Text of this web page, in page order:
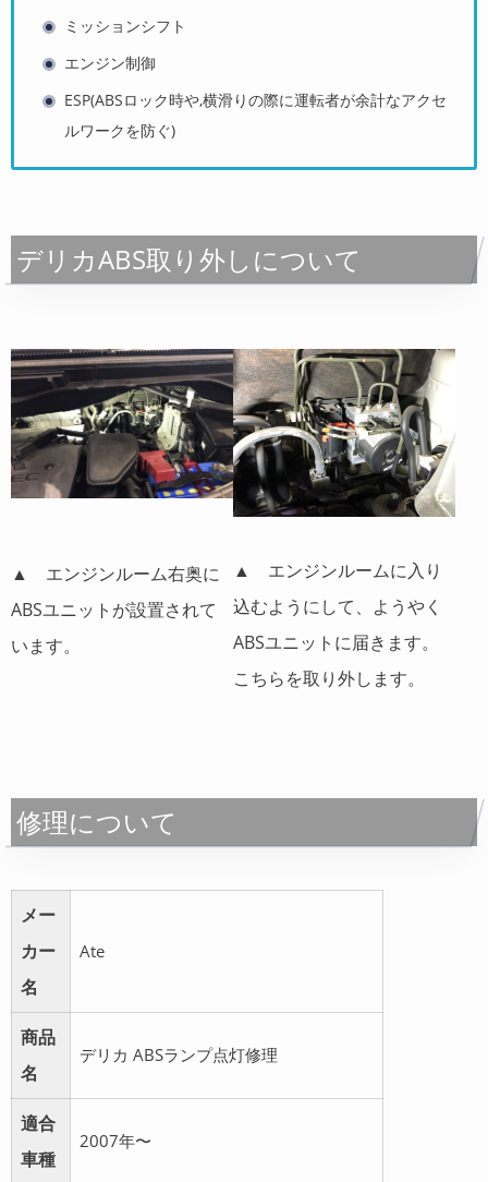
ミッションシフト
エンジン制御
ESP(ABSロック時や,横滑りの際に運転者が余計なアクセ
ルワークを防ぐ)
デリカABS取り外しについて
▲ エンジンルーム右奥に
ABSユニットが設置されて
います。
▲ エンジンルームに入り
込むようにして、ようやく
ABSユニットに届きます。
こちらを取り外します。
修理について
メー
カー
名
Ate
商品
名
デリカ ABSランプ点灯修理
適合
車種
2007年〜